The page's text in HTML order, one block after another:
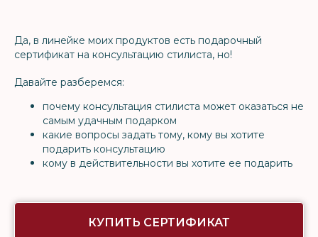
Да, в линейке моих продуктов есть подарочный
сертификат на консультацию стилиста, но!
Давайте разберемся:
почему консультация стилиста может оказаться не
самым удачным подарком
какие вопросы задать тому, кому вы хотите
подарить консультацию
кому в действительности вы хотите ее подарить
КУПИТЬ СЕРТИФИКАТ